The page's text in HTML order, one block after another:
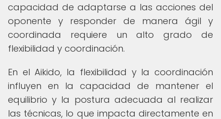
capacidad de adaptarse a las acciones del
oponente y responder de manera ágil y
coordinada requiere un alto grado de
flexibilidad y coordinación.
En el Aikido, la flexibilidad y la coordinación
influyen en la capacidad de mantener el
equilibrio y la postura adecuada al realizar
las técnicas, lo que impacta directamente en